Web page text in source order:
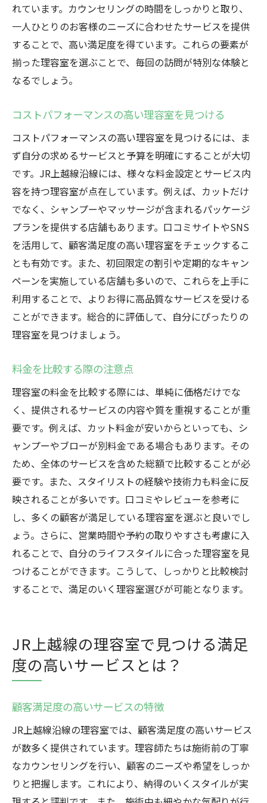
れています。カウンセリングの時間をしっかりと取り、
一人ひとりのお客様のニーズに合わせたサービスを提供
することで、高い満足度を得ています。これらの要素が
揃った理容室を選ぶことで、毎回の訪問が特別な体験と
なるでしょう。
コストパフォーマンスの高い理容室を見つける
コストパフォーマンスの高い理容室を見つけるには、ま
ず自分の求めるサービスと予算を明確にすることが大切
です。JR上越線沿線には、様々な料金設定とサービス内
容を持つ理容室が点在しています。例えば、カットだけ
でなく、シャンプーやマッサージが含まれるパッケージ
プランを提供する店舗もあります。口コミサイトやSNS
を活用して、顧客満足度の高い理容室をチェックするこ
とも有効です。また、初回限定の割引や定期的なキャン
ペーンを実施している店舗も多いので、これらを上手に
利用することで、よりお得に高品質なサービスを受ける
ことができます。総合的に評価して、自分にぴったりの
理容室を見つけましょう。
料金を比較する際の注意点
理容室の料金を比較する際には、単純に価格だけでな
く、提供されるサービスの内容や質を重視することが重
要です。例えば、カット料金が安いからといっても、シ
ャンプーやブローが別料金である場合もあります。その
ため、全体のサービスを含めた総額で比較することが必
要です。また、スタイリストの経験や技術力も料金に反
映されることが多いです。口コミやレビューを参考に
し、多くの顧客が満足している理容室を選ぶと良いでし
ょう。さらに、営業時間や予約の取りやすさも考慮に入
れることで、自分のライフスタイルに合った理容室を見
つけることができます。こうして、しっかりと比較検討
することで、満足のいく理容室選びが可能となります。
JR上越線の理容室で見つける満足
度の高いサービスとは？
顧客満足度の高いサービスの特徴
JR上越線沿線の理容室では、顧客満足度の高いサービス
が数多く提供されています。理容師たちは施術前の丁寧
なカウンセリングを行い、顧客のニーズや希望をしっか
りと把握します。これにより、納得のいくスタイルが実